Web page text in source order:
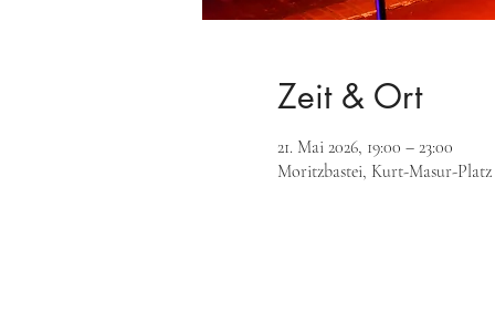
Zeit & Ort
21. Mai 2026, 19:00 – 23:00
Moritzbastei, Kurt-Masur-Platz